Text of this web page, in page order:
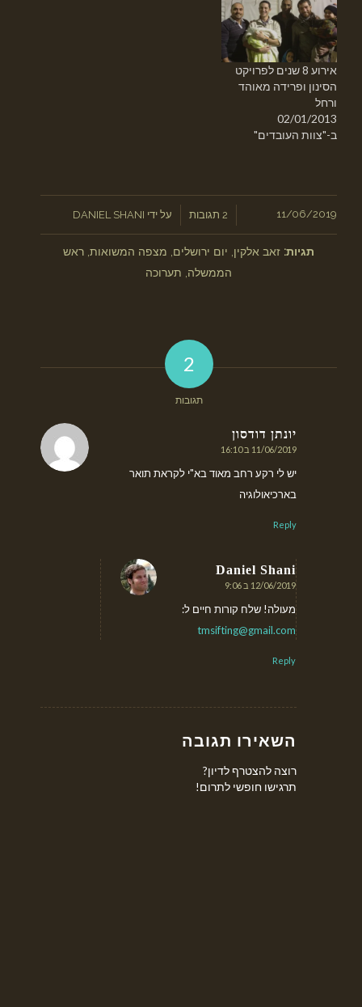
אירוע 8 שנים לפרויקט
הסינון ופרידה מאוהד
ורחל
02/01/2013
ב-"צוות העובדים"
11/06/2019
/ 2 תגובות על ידי DANIEL SHANI
תגיות: זאב אלקין יום ירושלים מצפה המשואות, ראש
הממשלה תערוכה
2
תגובות
יונתן דודסון
אומר:
11/06/2019 ב 16:10
יש לי רקע רחב מאוד בא"י לקראת תואר
בארכיאולוגיה
Reply
Daniel Shani
אומר:
12/06/2019 ב 9:06
מעולה! שלח קורות חיים ל:
tmsifting@gmail.com
Reply
השאירו תגובה
רוצה להצטרף לדיון?
תרגישו חופשי לתרום!